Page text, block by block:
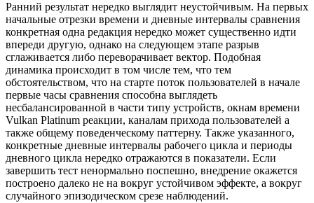
Ранний результат нередко выглядит неустойчивым. На первых
начальные отрезки времени и дневные интервалы сравнения
конкретная одна редакция нередко может существенно идти
впереди другую, однако на следующем этапе разрыв
сглаживается либо переворачивает вектор. Подобная
динамика происходит в том числе тем, что тем
обстоятельством, что на старте поток пользователей в начале
первые часы сравнения способна выглядеть
несбалансированной в части типу устройств, окнам времени
Vulkan Platinum реакции, каналам прихода пользователей а
также общему поведенческому паттерну. Также указанного,
конкретные дневные интервалы рабочего цикла и периоды
дневного цикла нередко отражаются в показатели. Если
завершить тест ненормально поспешно, внедрение окажется
построено далеко не на вокруг устойчивом эффекте, а вокруг
случайного эпизодическом срезе наблюдений.